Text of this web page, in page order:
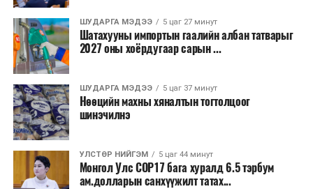
ШУДАРГА МЭДЭЭ 5 цаг 27 минут
Шатахууны импортын гаалийн албан татварыг
2027 оны хоёрдугаар сарын ...
ШУДАРГА МЭДЭЭ 5 цаг 37 минут
Нөөцийн махны хяналтын тогтолцоог
шинэчилнэ
УЛСТӨР НИЙГЭМ 5 цаг 44 минут
Монгол Улс COP17 бага хуралд 6.5 тэрбум
ам.долларын санхүүжилт татах...